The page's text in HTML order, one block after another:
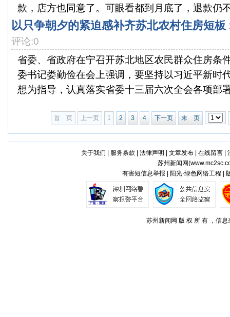
款，店方也同意了。可眼看都到月底了，退款仍
以只争朝夕的紧迫感补齐苏北农村住房短板
评论:0
省委、省政府在宁召开苏北地区农民群众住房条
委书记娄勤俭在会上强调，要坚持以习近平新时
想为指导，认真落实省委十三届六次全会各项部
首 页 上一页 1 2 3 4 下一页 末 页
关于我们 服务条款 法律声明 文章发布| 在线留言|
苏州新闻网(
有害短信息举报 | 阳光·绿色网络工程 |
苏州新闻网 版 权 所 有 ，信